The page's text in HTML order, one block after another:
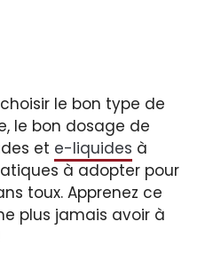
le bon type de
le bon dosage de
et e-liquides à
à adopter pour
toux. Apprenez ce
plus jamais avoir à